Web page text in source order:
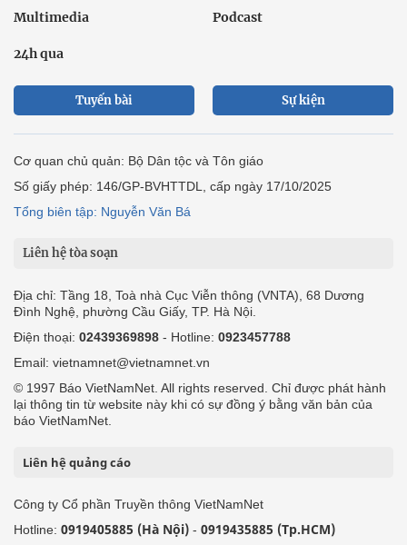
Multimedia Podcast
24h qua
Tuyến bài Sự kiện
Cơ quan chủ quản: Bộ Dân tộc và Tôn giáo
Số giấy phép: 146/GP-BVHTTDL, cấp ngày 17/10/2025
Tổng biên tập: Nguyễn Văn Bá
Liên hệ tòa soạn
Địa chỉ: Tầng 18, Toà nhà Cục Viễn thông (VNTA), 68 Dương
Đình Nghệ, phường Cầu Giấy, TP. Hà Nội.
Điện thoại: 02439369898 - Hotline: 0923457788
Email: vietnamnet@vietnamnet.vn
© 1997 Báo VietNamNet. All rights reserved. Chỉ được phát hành
lại thông tin từ website này khi có sự đồng ý bằng văn bản của
báo VietNamNet.
Liên hệ quảng cáo
Công ty Cổ phần Truyền thông VietNamNet
Hotline: 0919405885 (Hà Nội) - 0919435885 (Tp.HCM)